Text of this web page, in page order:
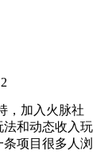
2
，加入火脉社
法和动态收入玩
项目很多人浏